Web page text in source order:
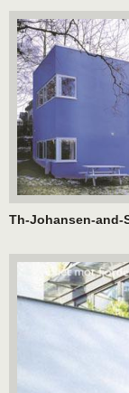
Th-Johansen-and-